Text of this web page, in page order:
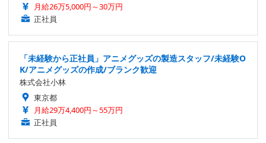
月給26万5,000円～30万円
正社員
「未経験から正社員」アニメグッズの製造スタッフ/未経験O
K/アニメグッズの作成/ブランク歓迎
株式会社小林
東京都
月給29万4,400円～55万円
正社員